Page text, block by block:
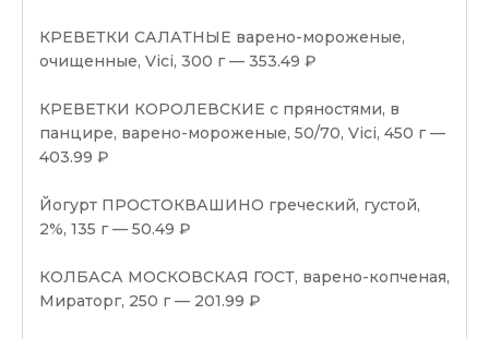
КРЕВЕТКИ САЛАТНЫЕ варено-мороженые,
очищенные, Vici, 300 г — 353.49 ₽
КРЕВЕТКИ КОРОЛЕВСКИЕ с пряностями, в
панцире, варено-мороженые, 50/70, Vici, 450 г —
403.99 ₽
Йогурт ПРОСТОКВАШИНО греческий, густой,
2%, 135 г — 50.49 ₽
КОЛБАСА МОСКОВСКАЯ ГОСТ, варено-копченая,
Мираторг, 250 г — 201.99 ₽